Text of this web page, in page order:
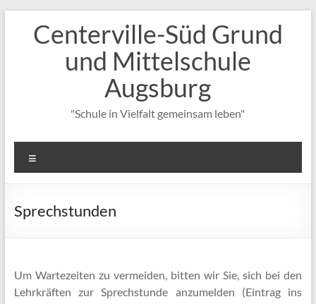
springenCenterville-Süd Grund
und Mittelschule
Augsburg
"Schule in Vielfalt gemeinsam leben"
Sprechstunden
Um Wartezeiten zu vermeiden, bitten wir Sie, sich bei den
Lehrkräften zur Sprechstunde anzumelden (Eintrag ins